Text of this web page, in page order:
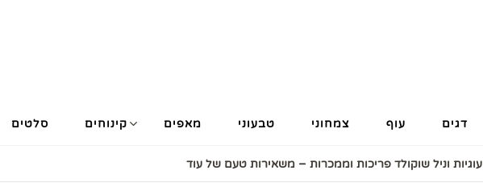
דגים עוף צמחוני טבעוני מאפים קינוחים סלטים
עוגיות וניל שוקולד פריכות וממכרות – משאירות טעם של עוד